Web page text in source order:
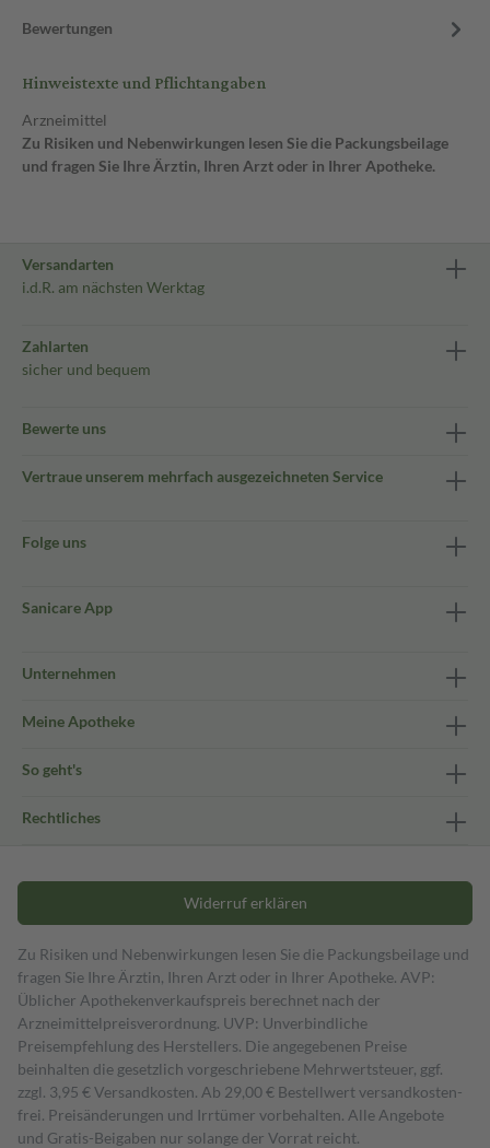
Bewertungen
Hinweistexte und Pflichtangaben
Arzneimittel
Zu Risiken und Nebenwirkungen lesen Sie die Packungsbeilage
und fragen Sie Ihre Ärztin, Ihren Arzt oder in Ihrer Apotheke.
Versandarten
i.d.R. am nächsten Werktag
Zahlarten
sicher und bequem
Bewerte uns
Vertraue unserem mehrfach ausgezeichneten Service
Folge uns
Sanicare App
Unternehmen
Meine Apotheke
So geht's
Rechtliches
Widerruf erklären
Zu Risiken und Nebenwirkungen lesen Sie die Packungsbeilage und
fragen Sie Ihre Ärztin, Ihren Arzt oder in Ihrer Apotheke. AVP:
Üblicher Apothekenverkaufspreis berechnet nach der
Arzneimittelpreisverordnung. UVP: Unverbindliche
Preisempfehlung des Herstellers. Die angegebenen Preise
beinhalten die gesetzlich vorgeschriebene Mehrwertsteuer, ggf.
zzgl. 3,95 € Versandkosten. Ab 29,00 € Bestell­wert versand­kosten­
frei. Preisänderungen und Irrtümer vorbehalten. Alle Angebote
und Gratis-Beigaben nur solange der Vorrat reicht.